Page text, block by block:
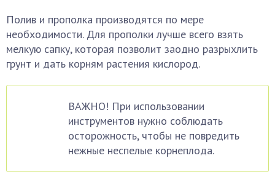
Полив и прополка производятся по мере
необходимости. Для прополки лучше всего взять
мелкую сапку, которая позволит заодно разрыхлить
грунт и дать корням растения кислород.
ВАЖНО! При использовании
инструментов нужно соблюдать
осторожность, чтобы не повредить
нежные неспелые корнеплода.